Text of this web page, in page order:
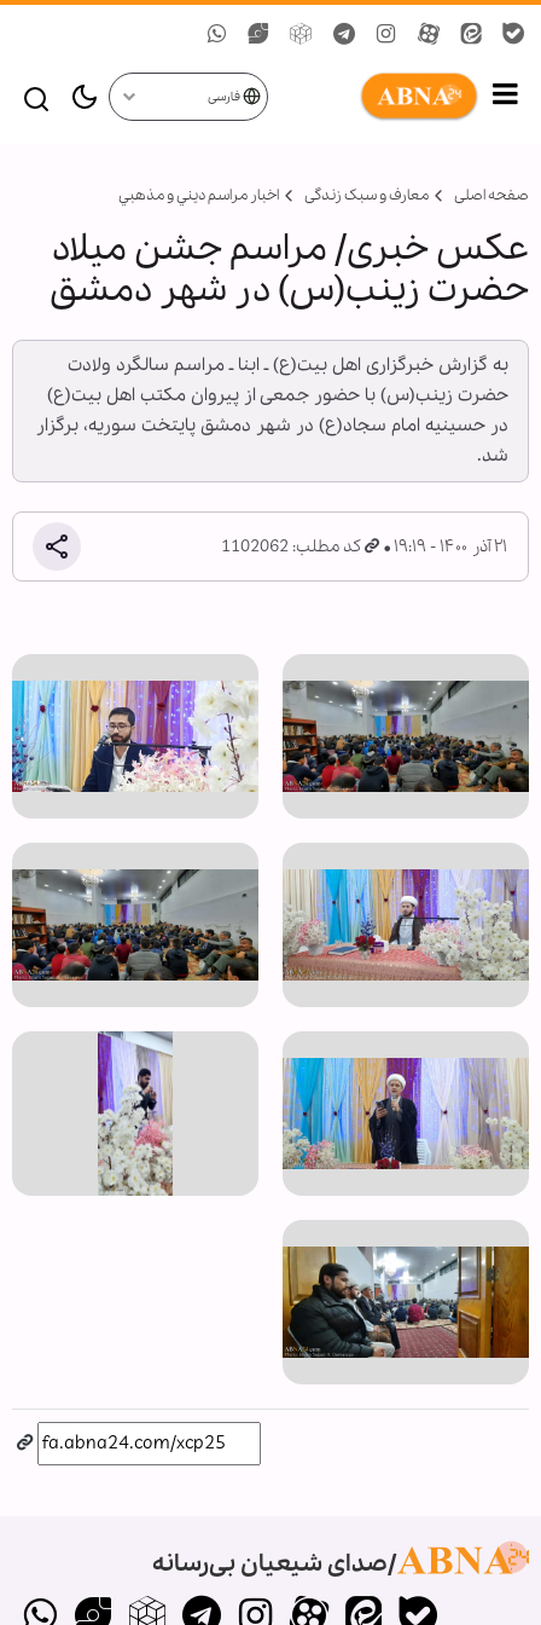
فارسی
صفحه اصلی معارف و سبک زندگی اخبار مراسم ديني و مذهبي
عکس خبری/ مراسم جشن میلاد
حضرت زینب(س) در شهر دمشق
به گزارش خبرگزاری اهل بیت(ع) ـ ابنا ـ مراسم سالگرد ولادت
حضرت زینب(س) با حضور جمعی از پیروان مکتب اهل بیت(ع)
در حسینیه امام سجاد(ع) در شهر دمشق پایتخت سوریه، برگزار
شد.
۲۱ آذر ۱۴۰۰ - ۱۹:۱۹ کد مطلب: 1102062
صدای شیعیان بی‌رسانه